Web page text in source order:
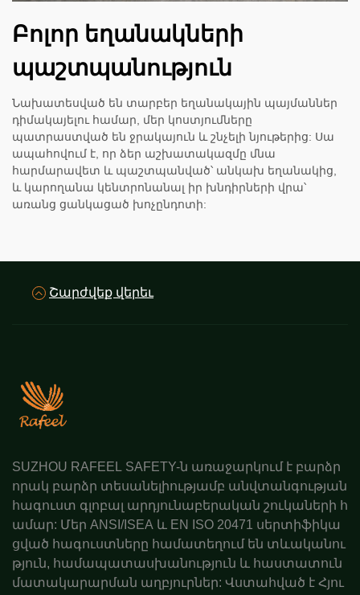
Բոլոր եղանակների
պաշտպանություն
Նախատեսված են տարբեր եղանակային պայմաններ
դիմակայելու համար, մեր կոստյումները
պատրաստված են ջրակայուն և շնչելի նյութերից: Սա
ապահովում է, որ ձեր աշխատակազմը մնա
հարմարավետ և պաշտպանված՝ անկախ եղանակից,
և կարողանա կենտրոնանալ իր խնդիրների վրա՝
առանց ցանկացած խոչընդոտի:
Շարժվեք վերեւ
SUZHOU RAFEEL SAFETY-ն առաջարկում է բարձր
որակ բարձր տեսանելիությամբ անվտանգության
հագուստ գլոբալ արդյունաբերական շուկաների հ
ամար: Մեր ANSI/ISEA և EN ISO 20471 սերտիֆիկա
ցված հագուստները համատեղում են տևականու
թյուն, համապատասխանություն և հաստատուն
մատակարարման աղբյուրներ: Վստահված է Հյու